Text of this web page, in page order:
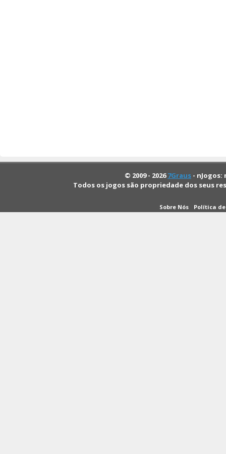
© 2009 - 20267Graus -
Todos os jogos são propriedade dos seus
Sobre Nós Política